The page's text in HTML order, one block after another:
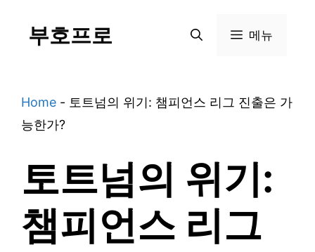
부호프로 메뉴
Home - 토트넘의 위기: 챔피언스 리그 진출은 가
능한가?
토트넘의 위기:
챔피언스 리그